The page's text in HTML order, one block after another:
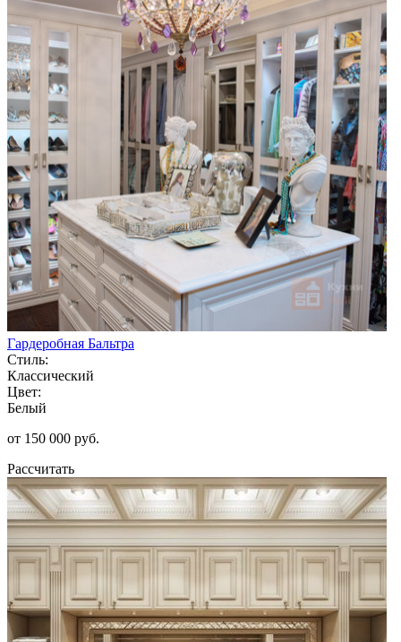
Гардеробная Бальтра
Стиль:
Классический
Цвет:
Белый
от 150 000 руб.
Рассчитать